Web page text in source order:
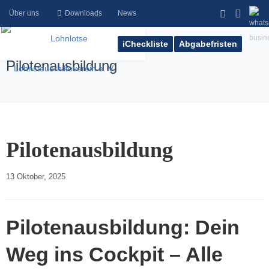
Abgabefristen
iCheckliste
Über uns Downloads News
Pilotenausbildung
Pilotenausbildung
13 Oktober, 2025
Pilotenausbildung: Dein
Weg ins Cockpit – Alle